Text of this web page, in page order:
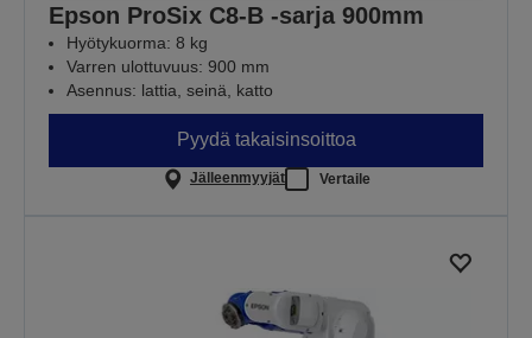
Epson ProSix C8-B -sarja 900mm
Hyötykuorma: 8 kg
Varren ulottuvuus: 900 mm
Asennus: lattia, seinä, katto
Pyydä takaisinsoittoa
Jälleenmyyjät Vertaile